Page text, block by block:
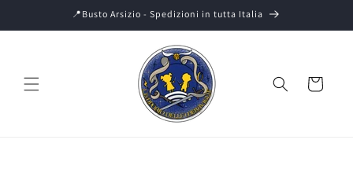
direttamente
ai contenuti
📍Busto Arsizio - Spedizioni in tutta Italia
Carrello